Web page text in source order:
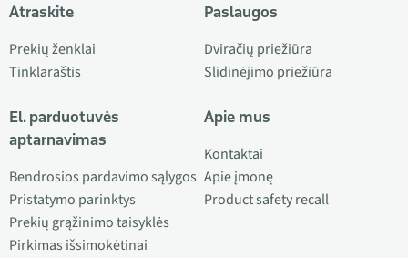
Atraskite
Prekių ženklai
Tinklaraštis
El. parduotuvės
aptarnavimas
Bendrosios pardavimo sąlygos
Pristatymo parinktys
Prekių grąžinimo taisyklės
Pirkimas išsimokėtinai
Paslaugos
Dviračių priežiūra
Slidinėjimo priežiūra
Apie mus
Kontaktai
Apie įmonę
Product safety recall